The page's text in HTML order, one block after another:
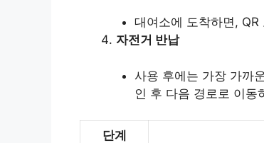
대여소에 도착하면,
자전거 반납
사용 후에는 가장 가까
인 후 다음 경로로 이동
단계